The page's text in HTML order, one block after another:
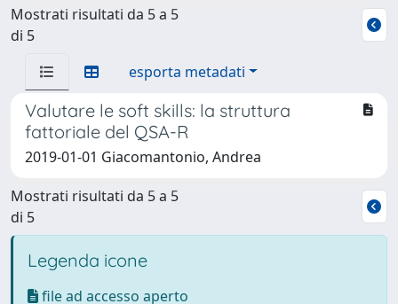
Mostrati risultati da 5 a 5
di 5
esporta metadati
Valutare le soft skills: la struttura
fattoriale del QSA-R
2019-01-01 Giacomantonio, Andrea
Mostrati risultati da 5 a 5
di 5
Legenda icone
file ad accesso aperto